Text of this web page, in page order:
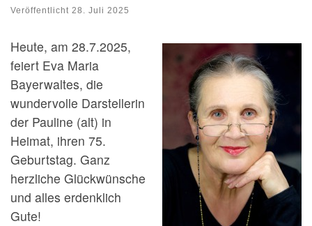
Veröffentlicht 28. Juli 2025
Heute, am 28.7.2025,
feiert Eva Maria
Bayerwaltes, die
wundervolle Darstellerin
der Pauline (alt) in
Heimat, ihren 75.
Geburtstag. Ganz
herzliche Glückwünsche
und alles erdenklich
Gute!